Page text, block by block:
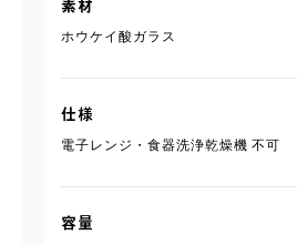
素材
ホウケイ酸ガラス
仕様
電子レンジ・食器洗浄乾燥機 不可
容量